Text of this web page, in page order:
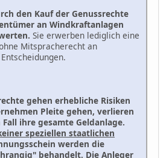
den Kauf der Genussrechte
an Windkraftanlagen
Sie erwerben lediglich eine
Mitspracherecht an
gehen erhebliche Risiken
Pleite gehen, verlieren
ihre gesamte Geldanlage.
speziellen staatlichen
werden die
behandelt. Die Anleger